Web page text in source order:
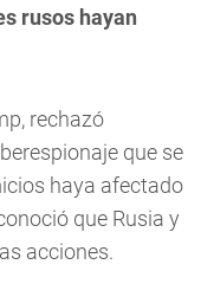
rusos hayan
rechazó
que se
haya afectado
que Rusia y
acciones.